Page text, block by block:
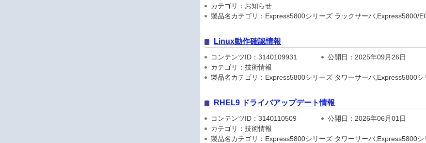
カテゴリ：お知らせ
製品名カテゴリ：Express5800シリーズ ラックサーバ,Express5800/
Linux動作確認情報
コンテンツID：3140109931 公開日：2025年09月26日
カテゴリ：技術情報
製品名カテゴリ：Express5800シリーズ タワーサーバ,Express5800シ
RHEL9 ドライバアップデート情報
コンテンツID：3140110509 公開日：2026年06月01日
カテゴリ：技術情報
製品名カテゴリ：Express5800シリーズ タワーサーバ,Express5800シ